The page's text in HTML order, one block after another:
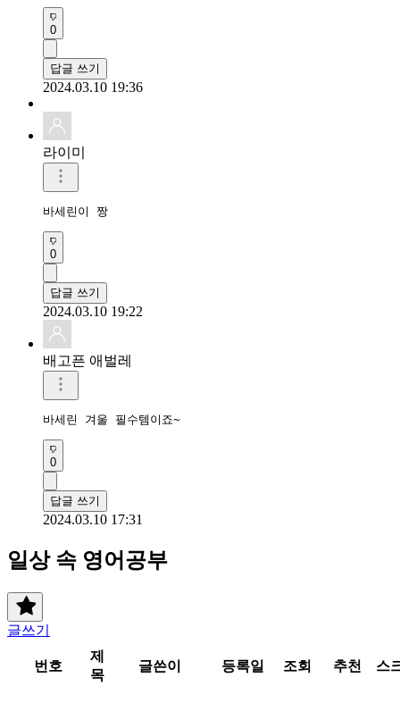
0
답글 쓰기
2024.03.10 19:36
라이미
바세린이 짱
0
답글 쓰기
2024.03.10 19:22
배고픈 애벌레
바세린 겨울 필수템이죠~
0
답글 쓰기
2024.03.10 17:31
일상 속 영어공부
글쓰기
번호
제
목
글쓴이 등록일 조회 추천 스